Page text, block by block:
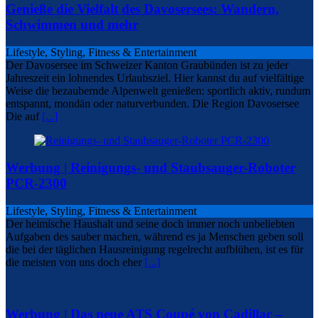
Genieße die Vielfalt des Davosersees: Wandern,
Schwimmen und mehr
Lifestyle, Styling, Fitness & Entertainment
Der Davosersee im Schweizer Kanton Graubünden ist zu jeder
Jahreszeit ein lohnendes Urlaubsziel. Hier kannst du auf vielfältige
Weise die bezaubernde Alpenwelt genießen: sportlich aktiv, rundum
entspannt, mondän oder naturverbunden. Die Region Davosersee
Die auf [...]
Werbung | Reinigungs- und Staubsauger-Roboter
PCR-2300
Lifestyle, Styling, Fitness & Entertainment
Der heimische Haushalt und seine doch immer noch unbeliebten
Aufgaben des sauber machen, während es ja Menschen geben soll
die bei der täglichen Hausreinigung regelrecht aufblühen, ist es für
die meisten von uns doch eher [...]
Werbung | Das neue ATS Coupé von Cadillac –